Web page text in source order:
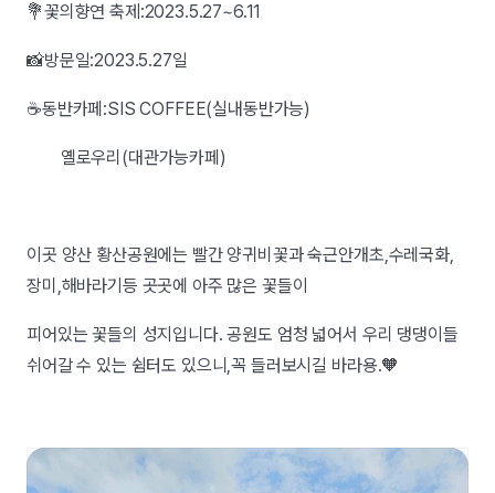
💐꽃의향연 축제:2023.5.27~6.11
📸방문일:2023.5.27일
☕️동반카페:SIS COFFEE(실내동반가능)
옐로우리(대관가능카페)
이곳 양산 황산공원에는 빨간 양귀비꽃과 숙근안개초,수레국화,
장미,해바라기등 곳곳에 아주 많은 꽃들이
피어있는 꽃들의 성지입니다. 공원도 엄청 넓어서 우리 댕댕이들
쉬어갈 수 있는 쉼터도 있으니,꼭 들러보시길 바라용.🧡